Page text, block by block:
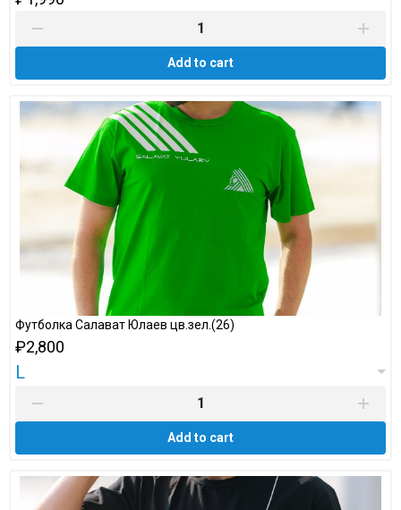
Add to cart
Футболка Салават Юлаев цв.зел.(26)
₽2,800
L
Add to cart